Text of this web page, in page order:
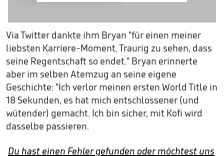
Via Twitter dankte ihm Bryan "für einen meiner
liebsten Karriere-Moment. Traurig zu sehen, dass
seine Regentschaft so endet." Bryan erinnerte
aber im selben Atemzug an seine eigene
Geschichte: "Ich verlor meinen ersten World Title in
18 Sekunden, es hat mich entschlossener (und
wütender) gemacht. Ich bin sicher, mit Kofi wird
dasselbe passieren.
Du hast einen Fehler gefunden oder möchtest uns